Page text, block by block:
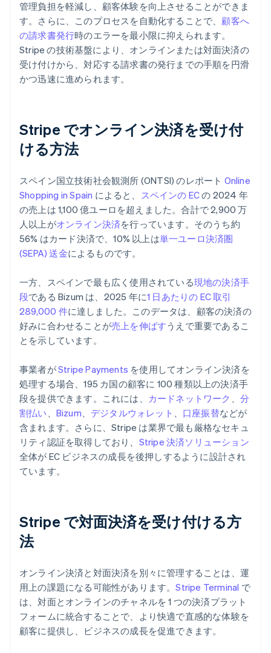
管理負担を軽減し、顧客体験を向上させることができま
す。さらに、このプロセスを自動化することで、 顧客へ
の請求書発行時のエラーを最小限に抑えられます。
Stripe の技術基盤により、オンラインまたは対面決済の
受け付けから、対応する請求書の発行までの手順を円滑
かつ迅速に進められます。
Stripe でオンライン決済を受け付
ける方法
スペイン国立技術社会観測所 (ONTSI) のレポート Online
Shopping in Spain によると、 スペインの ECの 2024 年
の売上は 1,100 億ユーロを超えました。合計で 2,900 万
人以上がオンライン決済を行っています。そのうち約
56% はカード決済で、10% 以上は単一ユーロ決済圏
(SEPA) 送金によるものです。
一方、スペインで最も広く使用されている現地の決済手
段である Bizum は、2025 年に1 日あたりの EC 取引
289,000 件に達しました。このデータは、顧客の決済の
好みに合わせることが売上を伸ばすうえで重要であるこ
とを示しています。
事業者がStripe Payments を使用してオンライン決済を
処理する場合、195 カ国の顧客に 100 種類以上の決済手
段を提供できます。これには、
カードネットワーク 、 分
割払い 、 Bizum、 デジタルウォレット 、 口座振替などが
含まれます。さらに、Stripe は業界で最も厳格なセキュ
リティ認証を取得しており、 Stripe 決済ソリューション
全体が EC ビジネスの成長を後押しするように設計され
ています。
Stripe で対面決済を受け付ける方
法
オンライン決済と対面決済を別々に管理することは、運
用上の課題になる可能性があります。Stripe Terminal で
は、対面とオンラインのチャネルを 1 つの決済プラット
フォームに統合することで、より快適で直感的な体験を
顧客に提供し、ビジネスの成長を促進できます。